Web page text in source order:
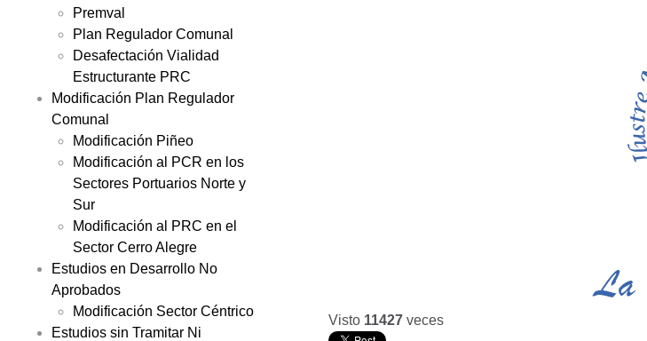
Premval
Plan Regulador Comunal
Desafectación Vialidad
Estructurante PRC
Modificación Plan Regulador
Comunal
Modificación Piñeo
Modificación al PCR en los
Sectores Portuarios Norte y
Sur
Modificación al PRC en el
Sector Cerro Alegre
Estudios en Desarrollo No
Aprobados
Modificación Sector Céntrico
Estudios sin Tramitar Ni
Visto 11427 veces